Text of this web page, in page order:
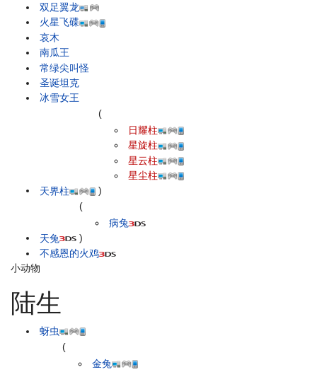
双足翼龙
火星飞碟
哀木
南瓜王
常绿尖叫怪
圣诞坦克
冰雪女王
天界柱
(
日耀柱
星旋柱
星云柱
星尘柱
)
天兔
(
病兔
)
不感恩的火鸡
小动物
陆生
蚜虫
(
金兔